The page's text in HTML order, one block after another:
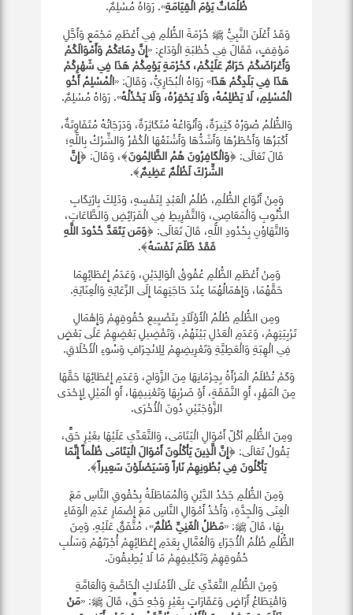
ظُلُمَاتٌ يَوْمَ الْقِيَامَةِ». رَوَاهُ مُسْلِمٌ.
وَقَدْ أَعْلَنَ النَّبِيُّ ﷺ حُرْمَةَ الظُّلْمِ فِي أَعْظَمِ مَجْمَعٍ وَأَجَّلِ
مَوْقِفٍ، فَقَالَ فِي خُطْبَةِ الْوَدَاعِ: «إِنَّ دِمَاءَكُمْ وَأَمْوَالَكُمْ
وَأَعْرَاضَكُمْ حَرَامٌ عَلَيْكُمْ، كَحُرْمَةِ يَوْمِكُمْ هَذَا فِي شَهْرِكُمْ
هَذَا فِي بَلَدِكُمْ هَذَا» رَوَاهُ الْبُخَارِيُّ، وَقَالَ: «الْمُسْلِمُ أَخُو
الْمُسْلِمِ، لَا يَظْلِمُهُ، وَلَا يَحْقِرُهُ، وَلَا يَخْذُلُهُ». رَوَاهُ مُسْلِمٌ.
وَالظُّلْمُ صُوَرُهُ كَثِيرَةٌ، وَأَنْوَاعُهُ مُتَكَاثِرَةٌ، وَدَرَجَاتُهُ مُتَفَاوِتَةٌ،
أَكْبَرُهَا وَأَخْطَرُهَا وَأَشَدُّهَا وَأَشْنَعُهَا الْكُفْرُ وَالشِّرْكُ بِاللَّهِ؛
قَالَ تَعَالَى: ﴿وَالْكَافِرُونَ هُمُ الظَّالِمُونَ﴾، وَقَالَ: ﴿إِنَّ
الشِّرْكَ لَظُلْمٌ عَظِيمٌ﴾.
وَمِنْ أَنْوَاعِ الظُّلْمِ، ظُلْمُ الْعَبْدِ لِنَفْسِهِ، وَذَلِكَ بِارْتِكَابِ
الذُّنُوبِ وَالْمَعَاصِي، وَالتَّفْرِيطِ فِي الْفَرَائِضِ وَالطَّاعَاتِ،
وَالتَّهَاوُنِ بِحُدُودِ اللَّهِ، قَالَ تَعَالَى: ﴿وَمَن يَتَعَدَّ حُدُودَ اللَّهِ
فَقَدْ ظَلَمَ نَفْسَهُ﴾.
وَمِنْ أَعْظَمِ الظُّلْمِ عُقُوقُ الْوَالِدَيْنِ، وَعَدَمُ إِعْطَائِهِمَا
حَقَّهُمَا، وَإِهْمَالُهُمَا عِنْدَ حَاجَتِهِمَا إِلَى الرِّعَايَةِ وَالْعِنَايَةِ.
ومِن الظُّلْمِ ظُلْمُ الْأَوْلَاَدِ بِتَضْيِيعِ حُقُوقِهِمْ وَإِهْمَالِ
تَرْبِيَتِهِمْ، وَعَدَمِ الْعَدْلِ بَيْنَهُمْ، وَتَفْضِيلِ بَعْضِهِمْ عَلَى بَعْضٍ
فِي الْهِبَةِ وَالْعَطِيَّةِ وَتَعْرِيضِهِمْ لِلِانْحِرَافِ وَسُوءِ الْأَخْلَاقِ.
وَكَمْ تُظْلَمُ الْمَرْأَةُ بِحِرْمَانِهَا مِنَ الزَّوَاجِ، وَعَدَمِ إِعْطَائِهَا حَقَّهَا
مِنَ الْمَهْرِ، أَوِ النَّفَقَةِ، أَوْ ضَرْبِهَا وَتَعْنِيفِهَا، أَوِ الْمَيْلِ لِإِحْدَى
الزَّوْجَتَيْنِ دُونَ الْأُخْرَى.
ومِنَ الظُّلْمِ أكُلّ أَمْوَالِ الْيَتَامَى، وَالتَّعَدِّي عَلَيْهَا بغَيْرِ حَقٍّ،
يَقُولُ تَعَالَى: ﴿إِنَّ الَّذِينَ يَأْكُلُونَ أَمْوَالَ الْيَتَامَى ظُلْماً إِنَّمَا
يَأْكُلُونَ فِي بُطُونِهِمْ نَاراً وَسَيَصْلَوْنَ سَعِيراً﴾.
وَمِنَ الظُّلْمِ جَحْدُ الدَّيْنِ وَالْمُمَاطَلَةُ بِحُقُوقِ النَّاسِ مَعَ
الْغِنَى وَالْجِدَّةِ، وَأَخْذُ أَمْوَالِ النَّاسِ مَعَ إِضْمَارِ عَدَمِ الْوَفَاءِ
بِهَا، قَالَ ﷺ: «مَطْلُ الْغَنِيِّ ظُلْمٌ»، مُتَّفَقٌ عَلَيْهِ. وَمِنَ
الظُّلْمِ ظُلْمُ الْأُجَرَاءِ وَالْعُمَّالِ بِعَدَمِ إِعْطَائِهِمْ أُجْرَتَهُمْ وَسَلْبِ
حُقُوقِهِمْ وَتَكْلِيفِهِمْ مَا لَا يُطِيقُونَ.
وَمِنَ الظُّلْمِ التَّعَدِّي عَلَى الْأَمْلَاكِ الْخَاصَّةِ وَالْعَامَّةِ
وَاقْتِطَاعُ أَرَاضٍ وَعَقَارَاتٍ بِغَيْرِ وَجْهِ حَقٍّ، قَالَ ﷺ: «مَنْ